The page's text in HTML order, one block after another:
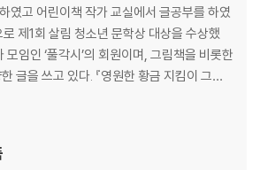
였고 어린이책 작가 교실에서 글공부를 하였
로 제1회 살림 청소년 문학상 대상을 수상했
모임인 ‘풀각시’의 회원이며, 그림책을 비롯한
글을 쓰고 있다. 『영원한 황금 지킴이 그리
』, 『상여 나가는 날』을 비롯한 다수의 그림책
니또』, 『화장실 귀』, 게임왕』, 『예쁜 얼굴
』